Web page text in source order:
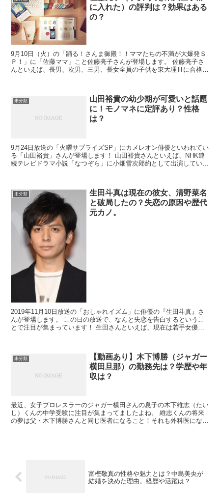
に入れた）の評判は？効果はある
の？
9月10日（火）の「踊る！さんま御殿！！ママたちの不満が大爆発Ｓ
Ｐ！」に「佐藤ママ」こと佐藤亮子さんが登場します。 佐藤亮子さ
んといえば、長男、次男、三男、長女全員の子供を東大理Ⅲに合格さ
未分類
山田裕貴の幼少期が可愛いと話題
に！モノマネに定評あり？性格
は？
9月24日放送の「火曜サプライズSP」にカメレオン俳優といわれてい
る「山田裕貴」さんが登場します！ 山田裕貴さんといえば、NHK連
続テレビドラマ小説「なつぞら」に小畑雪次郎約として出演してい
未分類
生田斗真は現在の彼女、清野菜名
と破局したの？失恋の原因や歴代
元カノ。
2019年11月10日放送の「おしゃれイズム」に俳優の『生田斗真』さ
んが登場します。 この日の放送で、なんと失恋を告白するというこ
とで注目が集まっています！ 生田さんといえば、現在は若手女優の
未分類
【動画あり】木下博勝（ジャガー
横田旦那）の勤務先は？学歴や年
収は？
最近、女子プロレスラーのジャガー横田さんの息子の木下維志（たい
し）くんの中学受験に注目が集まってましたよね。 維志くんの将来
の夢は父・木下博勝さんと同じ医者になること！それも外科医になり
富樫敬真の性格や魅力とは？中島美央が
結婚を決めた理由。経歴や活躍は？